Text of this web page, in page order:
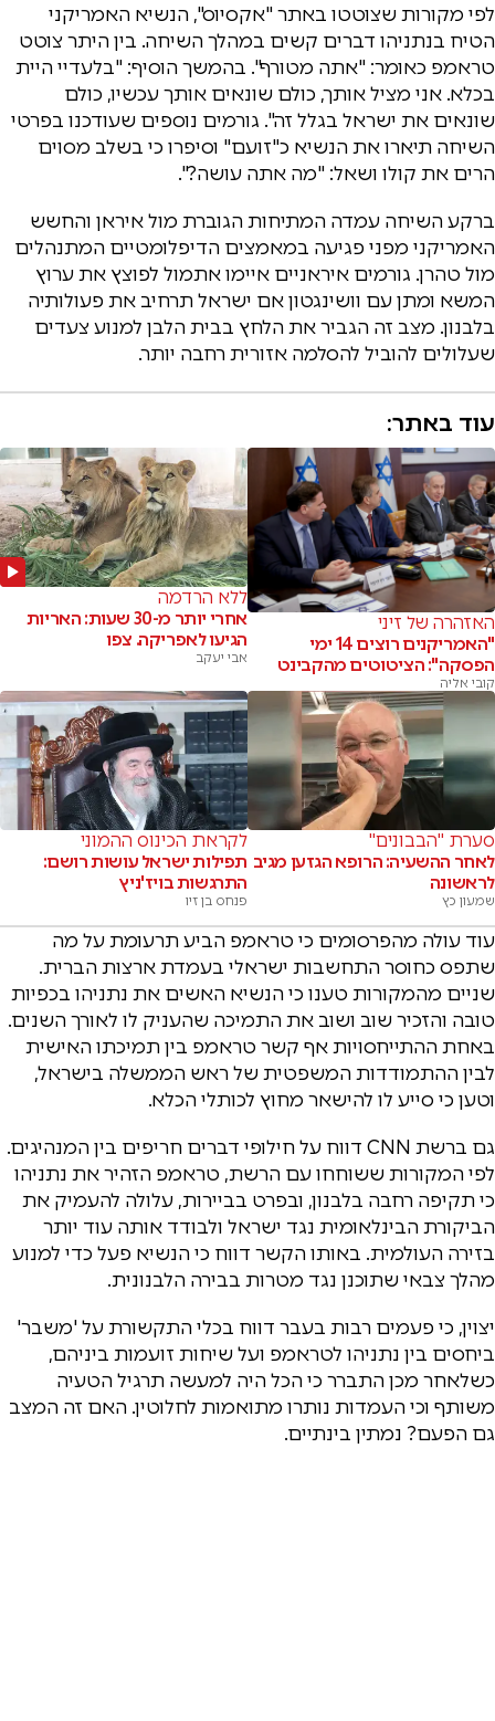
לפי מקורות שצוטטו באתר "אקסיוס", הנשיא האמריקני
הטיח בנתניהו דברים קשים במהלך השיחה. בין היתר צוטט
טראמפ כאומר: "אתה מטורף". בהמשך הוסיף: "בלעדיי היית
בכלא. אני מציל אותך, כולם שונאים אותך עכשיו, כולם
שונאים את ישראל בגלל זה". גורמים נוספים שעודכנו בפרטי
השיחה תיארו את הנשיא כ"זועם" וסיפרו כי בשלב מסוים
הרים את קולו ושאל: "מה אתה עושה?".
ברקע השיחה עמדה המתיחות הגוברת מול איראן והחשש
האמריקני מפני פגיעה במאמצים הדיפלומטיים המתנהלים
מול טהרן. גורמים איראניים איימו אתמול לפוצץ את ערוץ
המשא ומתן עם וושינגטון אם ישראל תרחיב את פעולותיה
בלבנון. מצב זה הגביר את הלחץ בבית הלבן למנוע צעדים
שעלולים להוביל להסלמה אזורית רחבה יותר.
עוד באתר:
האזהרה של זיני
"האמריקנים רוצים 14 ימי
הפסקה": הציטוטים מהקבינט
קובי אליה
ללא הרדמה
אחרי יותר מ-30 שעות: האריות
הגיעו לאפריקה. צפו
אבי יעקב
סערת "הבבונים"
לאחר ההשעיה: הרופא הגזען מגיב
לראשונה
שמעון כץ
לקראת הכינוס ההמוני
תפילות ישראל עושות רושם:
התרגשות בויז'ניץ
פנחס בן זיו
עוד עולה מהפרסומים כי טראמפ הביע תרעומת על מה
שתפס כחוסר התחשבות ישראלי בעמדת ארצות הברית.
שניים מהמקורות טענו כי הנשיא האשים את נתניהו בכפיות
טובה והזכיר שוב ושוב את התמיכה שהעניק לו לאורך השנים.
באחת ההתייחסויות אף קשר טראמפ בין תמיכתו האישית
לבין ההתמודדות המשפטית של ראש הממשלה בישראל,
וטען כי סייע לו להישאר מחוץ לכותלי הכלא.
גם ברשת CNN דווח על חילופי דברים חריפים בין המנהיגים.
לפי המקורות ששוחחו עם הרשת, טראמפ הזהיר את נתניהו
כי תקיפה רחבה בלבנון, ובפרט בביירות, עלולה להעמיק את
הביקורת הבינלאומית נגד ישראל ולבודד אותה עוד יותר
בזירה העולמית. באותו הקשר דווח כי הנשיא פעל כדי למנוע
מהלך צבאי שתוכנן נגד מטרות בבירה הלבנונית.
יצוין, כי פעמים רבות בעבר דווח בכלי התקשורת על 'משבר'
ביחסים בין נתניהו לטראמפ ועל שיחות זועמות ביניהם,
כשלאחר מכן התברר כי הכל היה למעשה תרגיל הטעיה
משותף וכי העמדות נותרו מתואמות לחלוטין. האם זה המצב
גם הפעם? נמתין בינתיים.